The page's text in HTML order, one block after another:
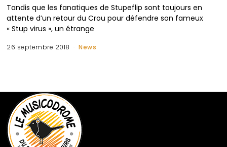
Tandis que les fanatiques de Stupeflip sont toujours en
attente d’un retour du Crou pour défendre son fameux
« Stup virus », un étrange
26 septembre 2018 News